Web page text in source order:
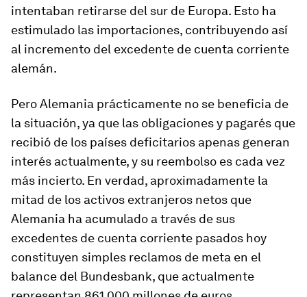
intentaban retirarse del sur de Europa. Esto ha
estimulado las importaciones, contribuyendo así
al incremento del excedente de cuenta corriente
alemán.
Pero Alemania prácticamente no se beneficia de
la situación, ya que las obligaciones y pagarés que
recibió de los países deficitarios apenas generan
interés actualmente, y su reembolso es cada vez
más incierto. En verdad, aproximadamente la
mitad de los activos extranjeros netos que
Alemania ha acumulado a través de sus
excedentes de cuenta corriente pasados hoy
constituyen simples reclamos de meta en el
balance del Bundesbank, que actualmente